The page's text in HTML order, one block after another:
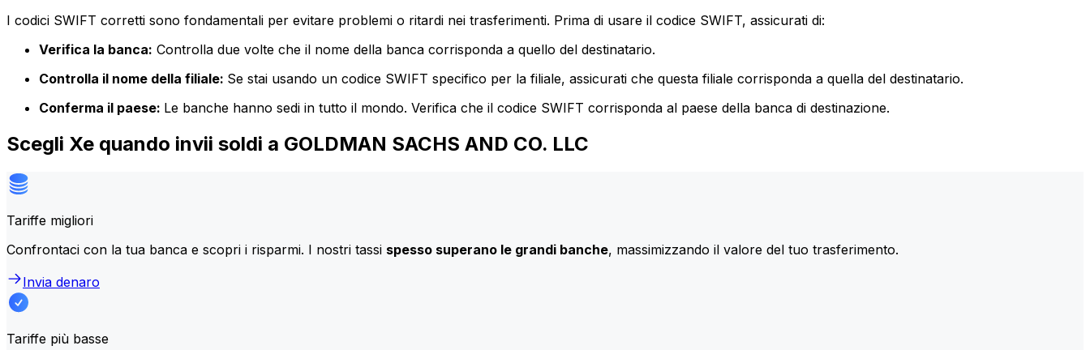
I codici SWIFT corretti sono fondamentali per evitare problemi o ritardi nei trasferimenti. Prima di usare il codice SWIFT, assicurati di:
Verifica la banca: Controlla due volte che il nome della banca corrisponda a quello del destinatario.
Controlla il nome della filiale: Se stai usando un codice SWIFT specifico per la filiale, assicurati che questa filiale corrisponda a quella del destinatario.
Conferma il paese: Le banche hanno sedi in tutto il mondo. Verifica che il codice SWIFT corrisponda al paese della banca di destinazione.
Scegli Xe quando invii soldi a GOLDMAN SACHS AND CO. LLC
Tariffe migliori
Confrontaci con la tua banca e scopri i risparmi. I nostri tassi spesso superano le grandi banche, massimizzando il valore del tuo trasferimento.
Invia denaro
Tariffe più basse